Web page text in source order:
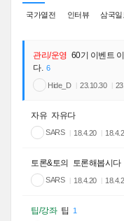
국가열전 인터뷰 삼국일
관리/운영 60기 이벤트
다. 6
Hide_D 23.10.30
자유 자유다
SARS 18.4.20
토론&토의 토론해봅시다
SARS 18.4.20
팁/강좌 팁 1